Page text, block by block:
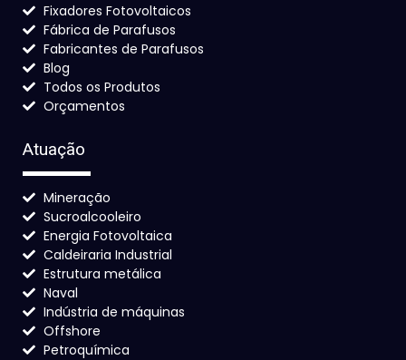
Fixadores Fotovoltaicos
Fábrica de Parafusos
Fabricantes de Parafusos
Blog
Todos os Produtos
Orçamentos
Atuação
Mineração
Sucroalcooleiro
Energia Fotovoltaica
Caldeiraria Industrial
Estrutura metálica
Naval
Indústria de máquinas
Offshore
Petroquímica